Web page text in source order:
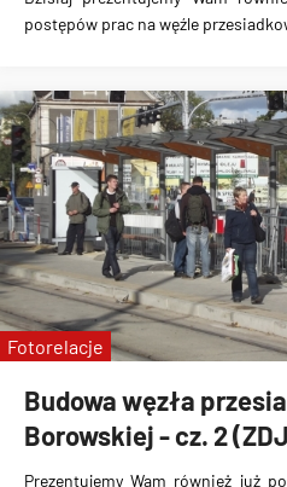
postępów prac na węźle
Budowa węzła
Borowskiej - cz. 2
Prezentujemy Wam również już
Fotorelacje